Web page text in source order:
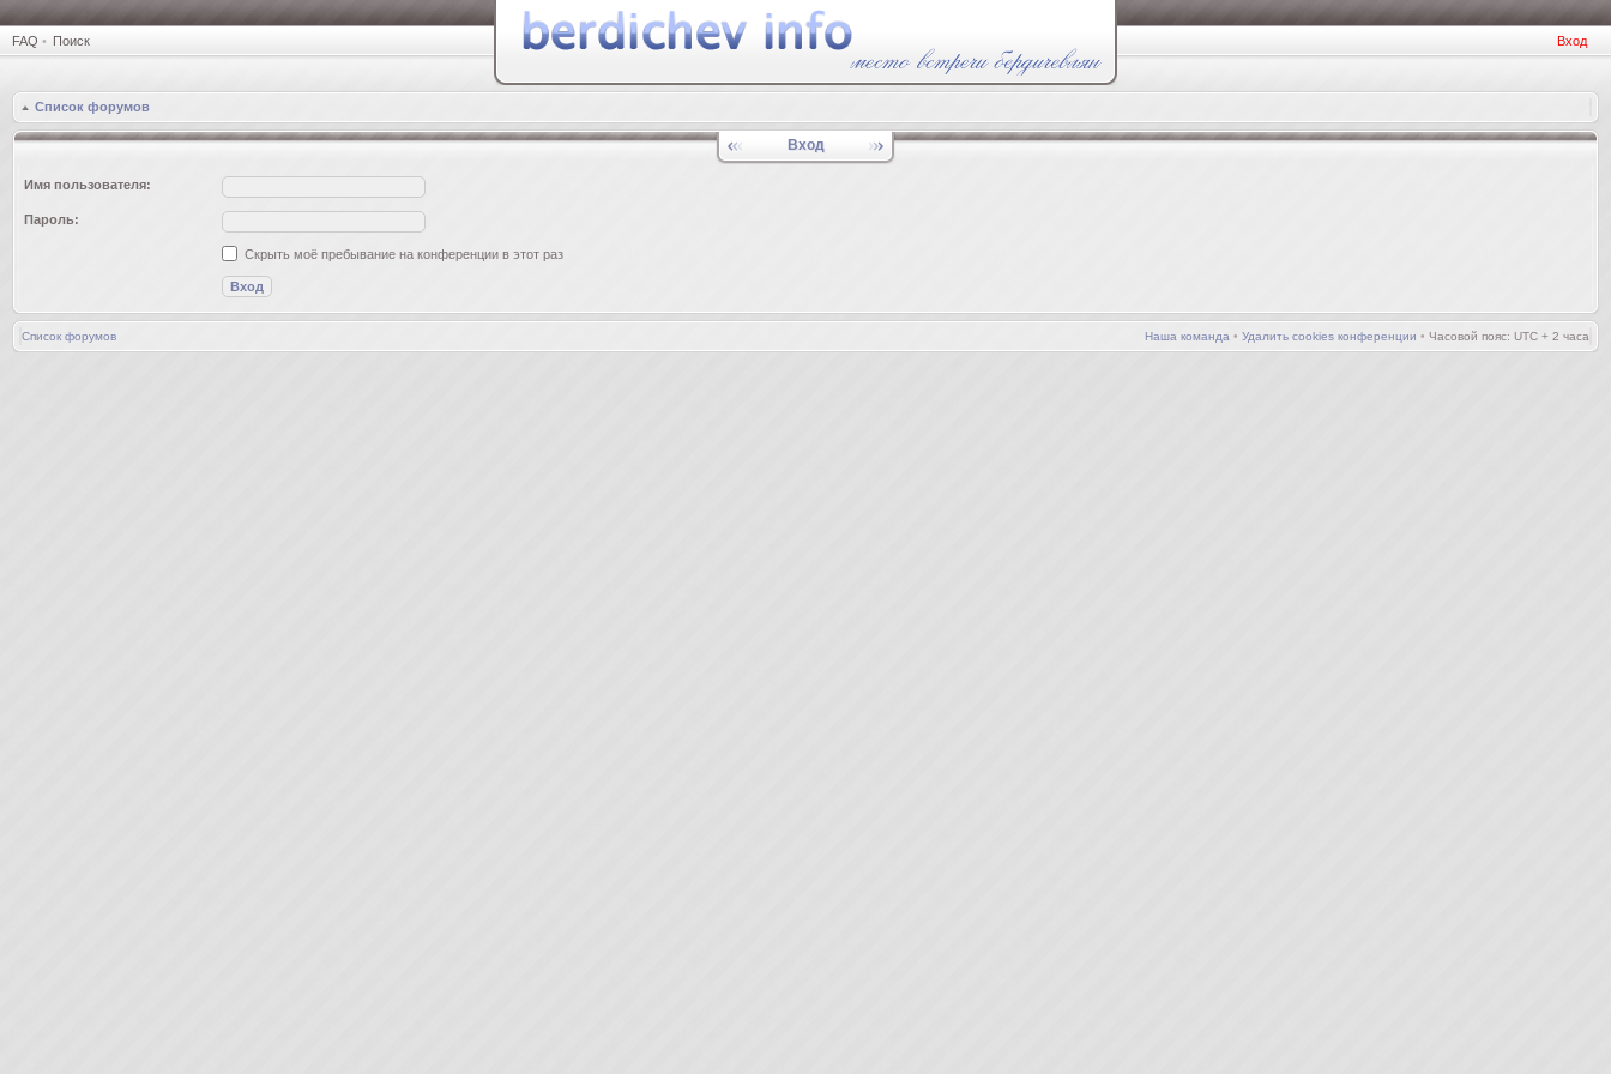
FAQ • Поиск Вход
Список форумов
Вход
Имя пользователя:
Пароль:
Скрыть моё пребывание на конференции в этот раз
Список форумов Наша команда • Удалить cookies конференции • Часовой пояс: UTC + 2 часа